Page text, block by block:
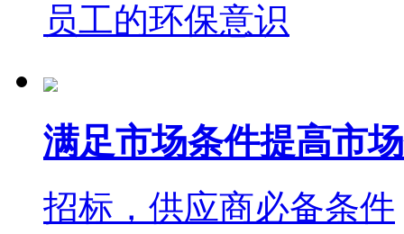
员工的环保意识
满足市场条件提高市
招标，供应商必备条件